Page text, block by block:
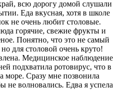
всю дорогу домой слушали
Еда вкусная, хотя в школе
не очень любит столовые.
горячие, свежие фрукты и
Понятно, что это не самый
для столовой очень круто!
Медицинское наблюдение
подхватила ротовирус, что в
море. Сразу мне позвонила
не волновались. Едва я успела